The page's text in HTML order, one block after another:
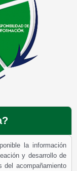
la información
y desarrollo de
acompañamiento